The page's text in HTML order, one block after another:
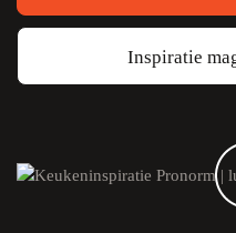
Inspiratie